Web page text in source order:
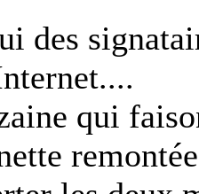
des
qui